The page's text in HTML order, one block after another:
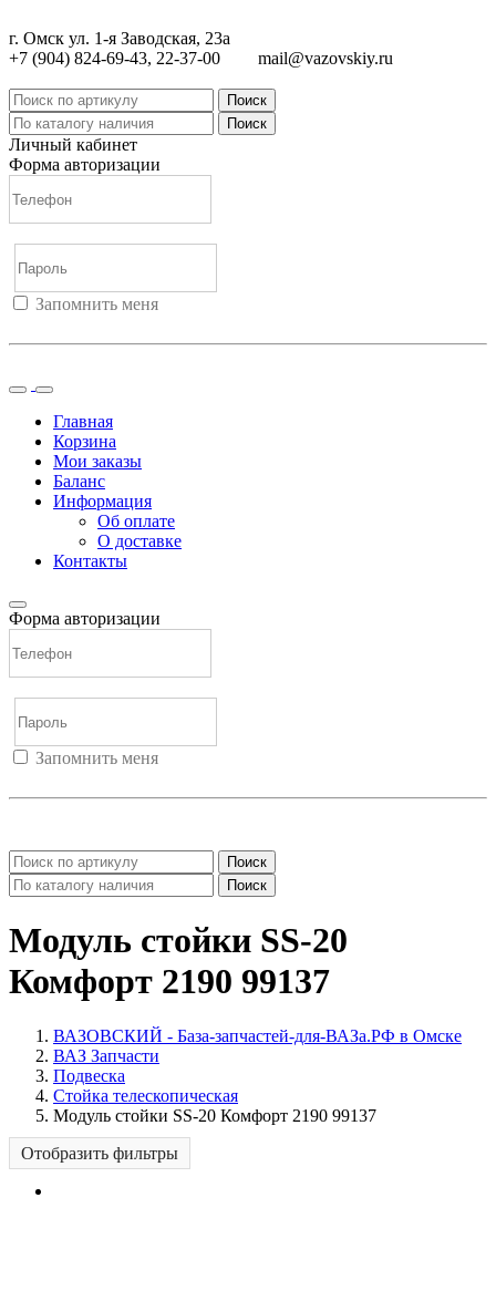
г. Омск ул. 1-я Заводская, 23а
+7 (904) 824-69-43, 22-37-00
mail@vazovskiy.ru
Поиск
Поиск
Личный кабинет
Форма авторизации
Запомнить меня
Главная
Корзина
Мои заказы
Баланс
Информация
Об оплате
О доставке
Контакты
Форма авторизации
Запомнить меня
Поиск
Поиск
Модуль стойки SS-20
Комфорт 2190 99137
ВАЗОВСКИЙ - База-запчастей-для-ВАЗа.РФ в Омске
ВАЗ Запчасти
Подвеска
Стойка телескопическая
Модуль стойки SS-20 Комфорт 2190 99137
Отобразить фильтры